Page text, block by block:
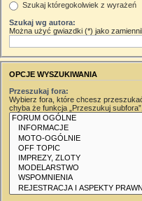
Szukaj któregokolwiek z wyrażeń
Szukaj wg autora:
Można użyć gwiazdki (*) jako
OPCJE WYSZUKIWANIA
Przeszukaj fora:
Wybierz fora, które chcesz
chyba że funkcja „Przeszukuj